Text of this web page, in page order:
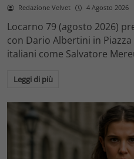
Redazione Velvet 4 Agosto 2026
Locarno 79 (agosto 2026)
con Dario Albertini in
italiani come Salvatore
Leggi di più